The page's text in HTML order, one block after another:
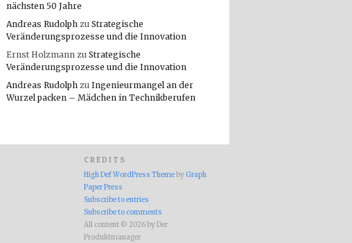
nächsten 50 Jahre
Andreas Rudolph zu Strategische
Veränderungsprozesse und die Innovation
Ernst Holzmann zu Strategische
Veränderungsprozesse und die Innovation
Andreas Rudolph zu Ingenieurmangel an der
Wurzel packen – Mädchen in Technikberufen
CREDITS
High Def WordPress Theme by Graph
Paper Press
Subscribe to entries
Subscribe to comments
All content © 2026 by Der
Produktmanager